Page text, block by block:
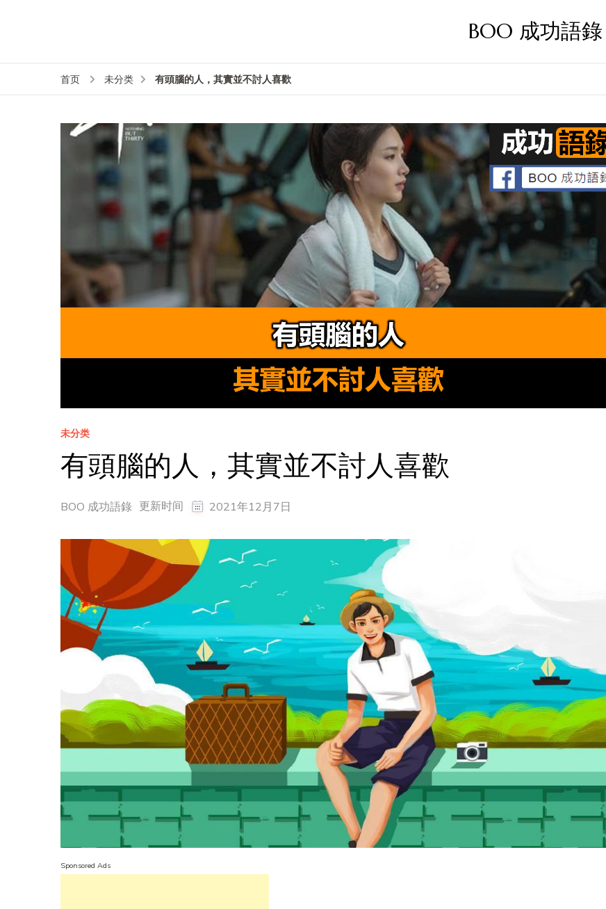
BOO 成功語錄
首页 未分类 有頭腦的人，其實並不討人喜歡
未分类
有頭腦的人，其實並不討人喜歡
BOO 成功語錄 更新时间 2021年12月7日
Sponsored Ads